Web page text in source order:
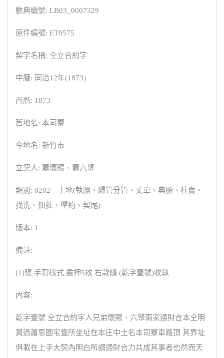
數典編號: LB03_0007329
原件編號: ET0575
契字名稱: 仝立合約字
中曆: 同治12年(1873)
西曆: 1873
舊地名: 本司藔
今地名: 新竹市
立契人: 蕭懷賜、蕭六聚
類別: 0202－土地(執照、歸管分管、丈單、典胎、杜賣、
找洗、佃批、墾約、契尾)
版本: 1
備註:
(1)張 手寫樣式 畫押5枚 右款縫 (乾字壹號)收執
內容:
乾字壹號 仝立合約字人兄弟懷賜、六聚兩家通財合本仝明
買過蕭思園宅壹所坐址在本庄中土名本司藔車路頂 其界址
俱載在上手大契內明白所謂通財合力共成其事者也然而天